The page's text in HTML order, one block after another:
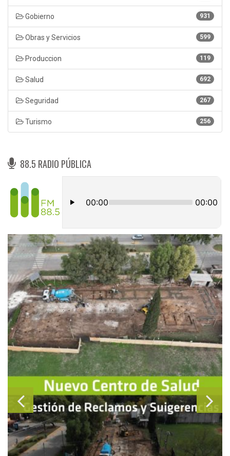
931
Gobierno
599
Obras y Servicios
119
Produccion
692
Salud
267
Seguridad
256
Turismo
88.5 RADIO PÚBLICA